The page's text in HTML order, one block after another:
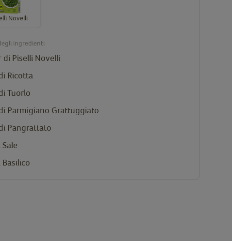
Novelli
ingredienti
di Piselli Novelli
Ricotta
Tuorlo
Parmigiano Grattuggiato
Pangrattato